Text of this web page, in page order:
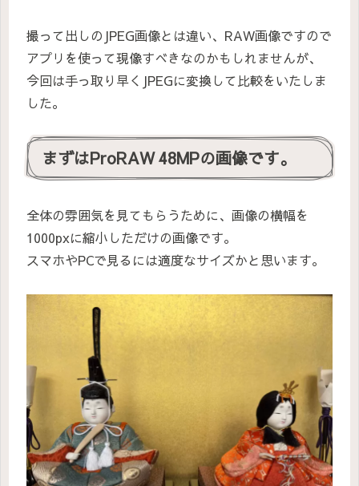
撮って出しのJPEG画像とは違い、RAW画像ですので
アプリを使って現像すべきなのかもしれませんが、
今回は手っ取り早くJPEGに変換して比較をいたしま
した。
まずはProRAW 48MPの画像です。
全体の雰囲気を見てもらうために、画像の横幅を
1000pxに縮小しただけの画像です。
スマホやPCで見るには適度なサイズかと思います。